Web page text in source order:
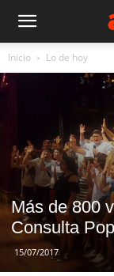
Inicio Lo de hoy
Más de 800
Consulta
15/07/2017